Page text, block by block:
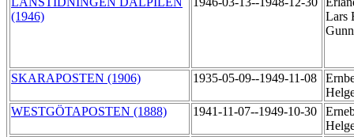
(1946)
Lars
SKARAPOSTEN (1906) 1935-05-09--1949-11-08
WESTGÖTAPOSTEN (1888)
1941-11-07--1949-10-30